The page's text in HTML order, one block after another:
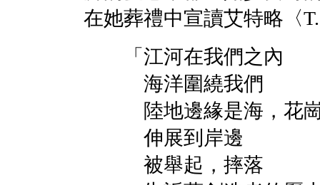
在她葬禮中宣讀艾特略〈
「江河在我們之內
海洋圍繞我們
陸地邊緣是海，花
伸展到岸邊
被舉起，摔落